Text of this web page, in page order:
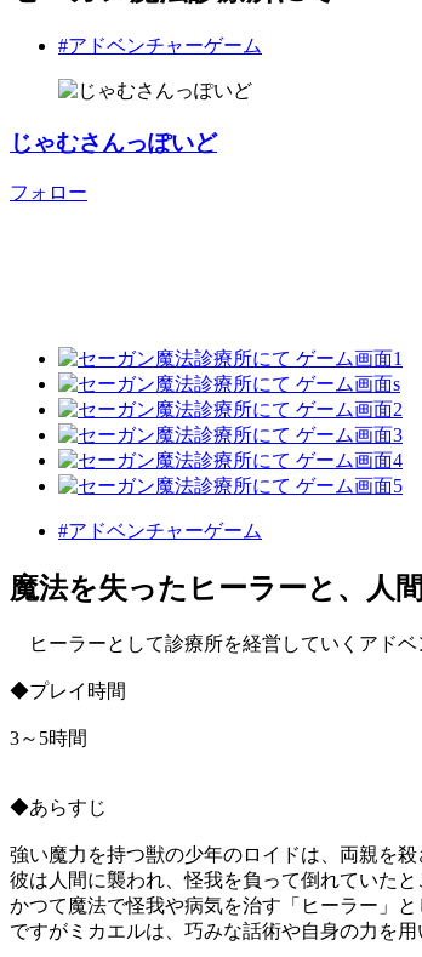
#アドベンチャーゲーム
じゃむさんっぽいど
フォロー
#アドベンチャーゲーム
魔法を失ったヒーラーと、人
ヒーラーとして診療所を経営していくアドベ
◆プレイ時間
3～5時間
◆あらすじ
強い魔力を持つ獣の少年のロイドは、両親を
彼は人間に襲われ、怪我を負って倒れていた
かつて魔法で怪我や病気を治す「ヒーラー」
ですがミカエルは、巧みな話術や自身の力を